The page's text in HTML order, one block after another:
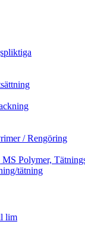
/ Rengöring
Polymer,
tätning
lim